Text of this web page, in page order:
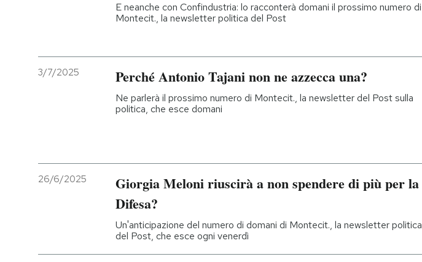
E neanche con Confindustria: lo racconterà domani il prossimo numero di
Montecit., la newsletter politica del Post
3/7/2025 Perché Antonio Tajani non ne azzecca una?
Ne parlerà il prossimo numero di Montecit., la newsletter del Post sulla
politica, che esce domani
26/6/2025
Giorgia Meloni riuscirà a non spendere di più per la
Difesa?
Un'anticipazione del numero di domani di Montecit., la newsletter politica
del Post, che esce ogni venerdì